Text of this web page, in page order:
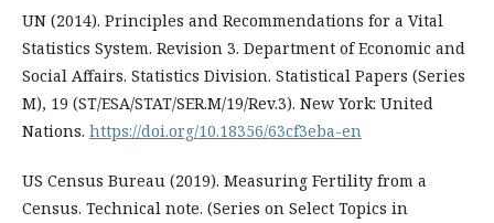
UN (2014). Principles and Recommendations for a Vital
Statistics System. Revision 3. Department of Economic and
Social Affairs. Statistics Division. Statistical Papers (Series
M), 19 (ST/ESA/STAT/SER.M/19/Rev.3). New York: United
Nations. https://doi.org/10.18356/63cf3eba-en
US Census Bureau (2019). Measuring Fertility from a
Census. Technical note. (Series on Select Topics in